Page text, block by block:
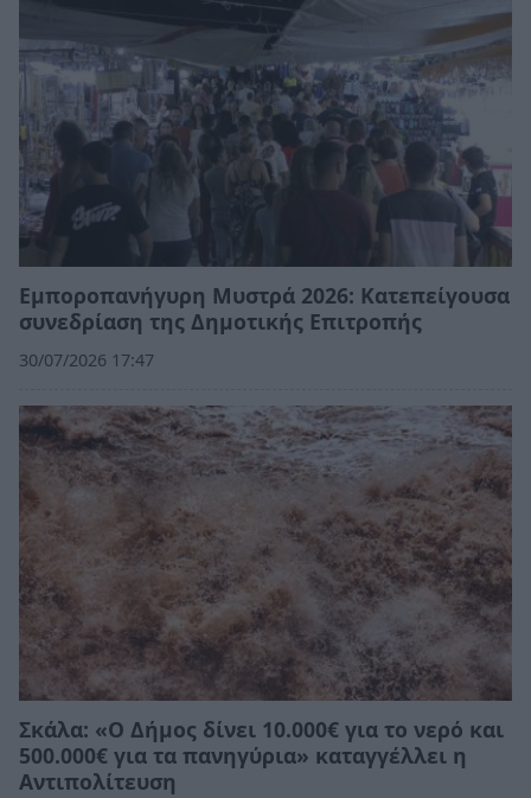
Εμποροπανήγυρη Μυστρά 2026: Κατεπείγουσα
συνεδρίαση της Δημοτικής Επιτροπής
30/07/2026 17:47
Σκάλα: «Ο Δήμος δίνει 10.000€ για το νερό και
500.000€ για τα πανηγύρια» καταγγέλλει η
Αντιπολίτευση